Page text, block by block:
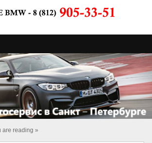
are reading »